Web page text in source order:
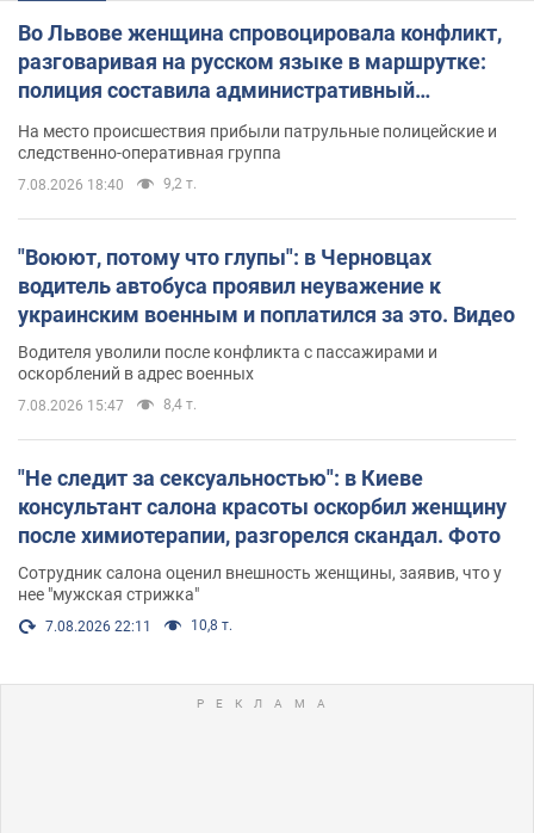
Во Львове женщина спровоцировала конфликт,
разговаривая на русском языке в маршрутке:
полиция составила административный
На место происшествия прибыли патрульные полицейские и
следственно-оперативная группа
7.08.2026 18:40 9,2 т.
"Воюют, потому что глупы": в Черновцах
водитель автобуса проявил неуважение к
украинским военным и поплатился за это. Видео
Водителя уволили после конфликта с пассажирами и
оскорблений в адрес военных
7.08.2026 15:47 8,4 т.
"Не следит за сексуальностью": в Киеве
консультант салона красоты оскорбил женщину
после химиотерапии, разгорелся скандал. Фото
Сотрудник салона оценил внешность женщины, заявив, что у
нее "мужская стрижка"
7.08.2026 22:11 10,8 т.